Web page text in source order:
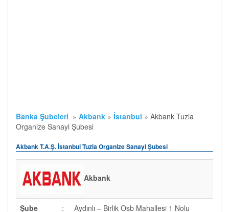
Banka Şubeleri » Akbank » İstanbul » Akbank Tuzla
Organize Sanayi Şubesi
Akbank T.A.Ş. İstanbul Tuzla Organize Sanayi Şubesi
Akbank
Şube
:
Aydınlı – Birlik Osb Mahallesi 1 Nolu